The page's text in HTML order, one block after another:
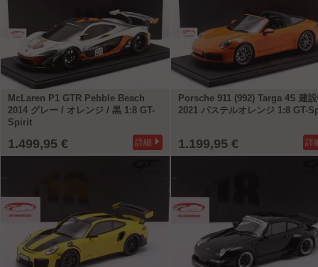
McLaren P1 GTR Pebble Beach
2014 グレー / オレンジ / 黒 1:8 GT-
Spirit
1.499,95 € 詳細
Porsche 911 (992) Targa 4S 建
2021 パステルオレンジ 1:8 GT-
1.199,95 € 詳